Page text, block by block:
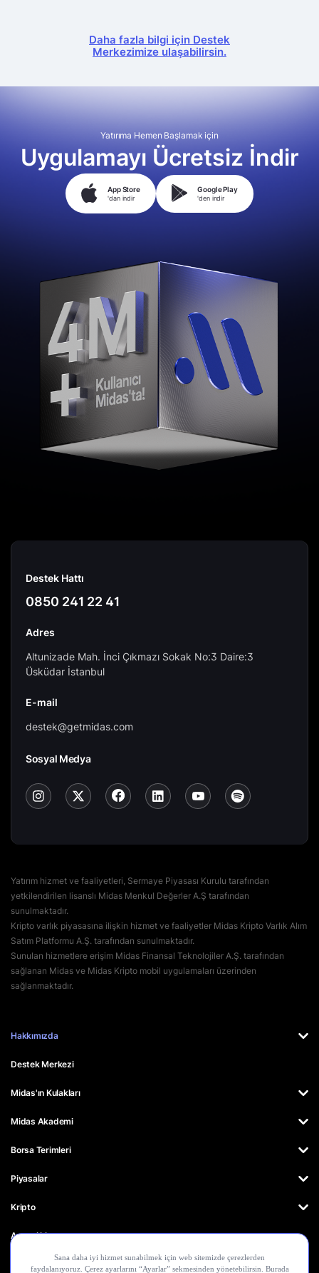
Daha fazla bilgi için Destek
Merkezimize ulaşabilirsin.
Yatırıma Hemen Başlamak için
Uygulamayı Ücretsiz İndir
App Store
'dan indir
Google Play
'den indir
Hakkımızda
Destek Merkezi
Midas'ın Kulakları
Midas Akademi
Borsa Terimleri
Piyasalar
Kripto
Ayrıcalıklar
Destek Hattı
0850 241 22 41
Adres
Altunizade Mah. İnci Çıkmazı Sokak No:3 Daire:3
Üsküdar İstanbul
E-mail
destek@getmidas.com
Sosyal Medya
Yatırım hizmet ve faaliyetleri, Sermaye Piyasası Kurulu tarafından
yetkilendirilen lisanslı Midas Menkul Değerler A.Ş tarafından
sunulmaktadır.
Kripto varlık piyasasına ilişkin hizmet ve faaliyetler Midas Kripto Varlık Alım
Satım Platformu A.Ş. tarafından sunulmaktadır.
Sunulan hizmetlere erişim Midas Finansal Teknolojiler A.Ş. tarafından
sağlanan Midas ve Midas Kripto mobil uygulamaları üzerinden
sağlanmaktadır.